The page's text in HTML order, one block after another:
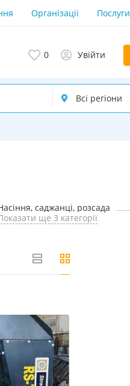
Організації Послуги
0 Увійти
саджанці, розсада
ще 3 категорії